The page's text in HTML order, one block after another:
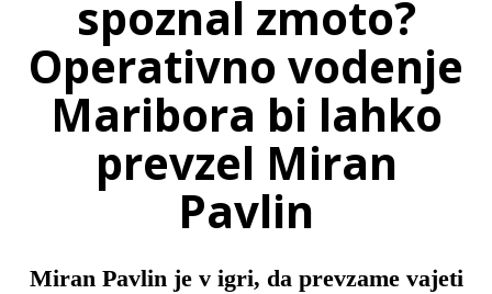
spoznal zmoto?
Operativno vodenje
Maribora bi lahko
prevzel Miran
Pavlin
Miran Pavlin je v igri, da prevzame vajeti